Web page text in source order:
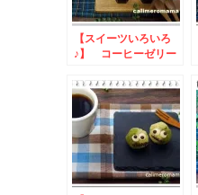
【スイーツいろいろ
♪】 コーヒーゼリー